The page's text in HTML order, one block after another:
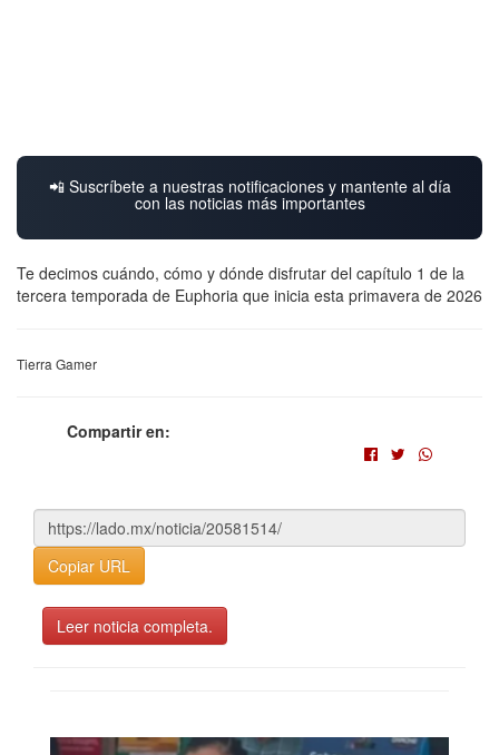
📲 Suscríbete a nuestras notificaciones y mantente al día
con las noticias más importantes
Te decimos cuándo, cómo y dónde disfrutar del capítulo 1 de la
tercera temporada de Euphoria que inicia esta primavera de 2026
Tierra Gamer
Compartir en:
Copiar URL
Leer noticia completa.